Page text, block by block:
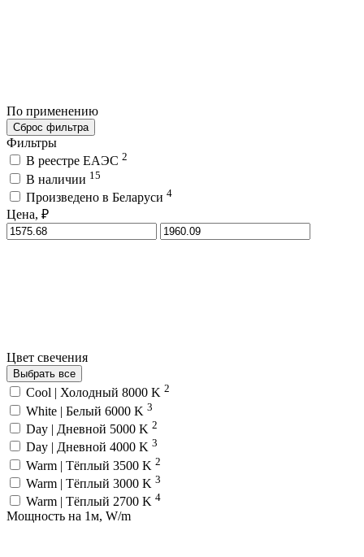
По применению
Сброс фильтра
Фильтры
В реестре ЕАЭС 2
В наличии 15
Произведено в Беларуси 4
Цена, ₽
Цвет свечения
Выбрать все
Cool | Холодный 8000 K 2
White | Белый 6000 K 3
Day | Дневной 5000 K 2
Day | Дневной 4000 K 3
Warm | Тёплый 3500 K 2
Warm | Тёплый 3000 K 3
Warm | Тёплый 2700 K 4
Мощность на 1м, W/m